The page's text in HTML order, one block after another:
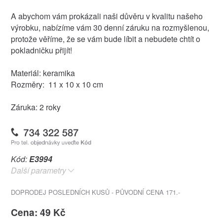
A abychom vám prokázali naši důvěru v kvalitu našeho
výrobku, nabízíme vám 30 denní záruku na rozmyšlenou,
protože věříme, že se vám bude líbit a nebudete chtít o
pokladničku přijít!
Materiál: keramika
Rozměry: 11 x 10 x 10 cm
Záruka: 2 roky
Kód:E3994
Další parametry
DOPRODEJ POSLEDNÍCH KUSŮ - PŮVODNÍ CENA 171.-
Cena: 49 Kč